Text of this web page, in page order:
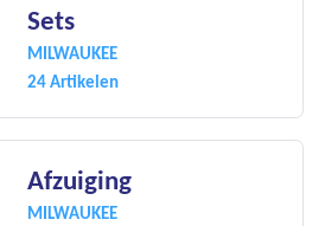
Sets
MILWAUKEE
24 Artikelen
Afzuiging
MILWAUKEE